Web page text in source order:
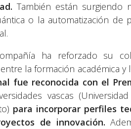
También están surgiendo
o la automatización de
ha reforzado su
la formación académica y
fue reconocida con el
vascas
para incorporar perfiles
de innovación.